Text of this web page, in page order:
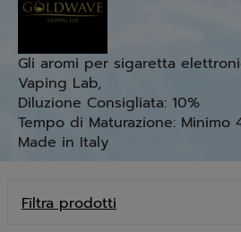
Gli aromi per sigaretta
Vaping Lab,
Diluzione Consigliata: 10%
Tempo di Maturazione: Minimo
Made in Italy
Filtra prodotti